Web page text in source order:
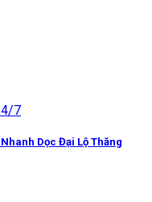
Dọc Đại Lộ Thăng